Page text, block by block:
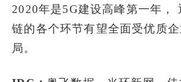
2020年是5G建设高峰第一年，
链的各个环节有望全面受优质
局。